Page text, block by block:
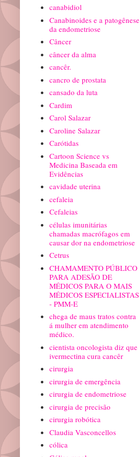
canabidiol
Canabinoides e a patogênese
da endometriose
Câncer
câncer da alma
cancêr.
cancro de prostata
cansado da luta
Cardim
Carol Salazar
Caroline Salazar
Carótidas
Cartoon Science vs
Medicina Baseada em
Evidências
cavidade uterina
cefaleia
Cefaleias
células imunitárias
chamadas macrófagos em
causar dor na endometriose
Cetrus
CHAMAMENTO PÚBLICO
PARA ADESÃO DE
MÉDICOS PARA O MAIS
MÉDICOS ESPECIALISTAS
- PMM-E
chega de maus tratos contra
á mulher em atendimento
médico.
cientista oncologista diz que
ivermectina cura cancêr
cirurgia
cirurgia de emergência
cirurgia de endometriose
cirurgia de precisão
cirurgia robótica
Claudia Vasconcellos
cólica